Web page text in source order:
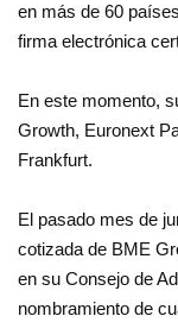
en más de 60
firma electrónica
En este momento,
Growth, Euronext
Frankfurt.
El pasado mes de
cotizada de BME
en su Consejo de
nombramiento de